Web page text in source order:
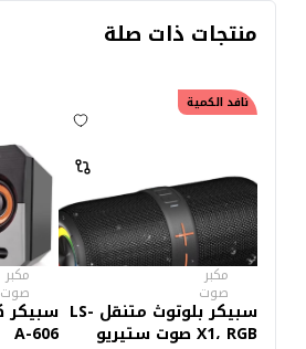
منتجات ذات صلة
نافد الكمية
مكبر
صوت
سبيكر بلوتوث متنقل LS-
X1، RGB صوت ستيريو
مكبر
صوت
A-606